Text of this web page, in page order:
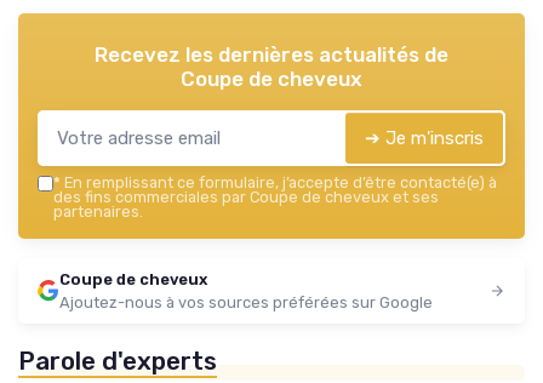
Recevez les dernières actualités de
Coupe de cheveux
➔ Je m'inscris
* En remplissant ce formulaire, j’accepte d’être contacté(e) à
des fins commerciales par Coupe de cheveux et ses
partenaires.
Coupe de cheveux
Ajoutez-nous à vos sources préférées sur Google
Parole d'experts